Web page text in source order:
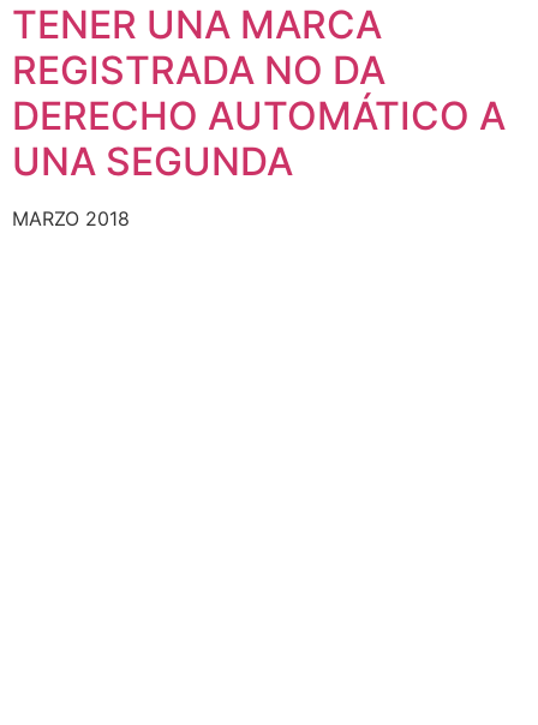
TENER UNA MARCA
REGISTRADA NO DA
DERECHO AUTOMÁTICO A
UNA SEGUNDA
MARZO 2018